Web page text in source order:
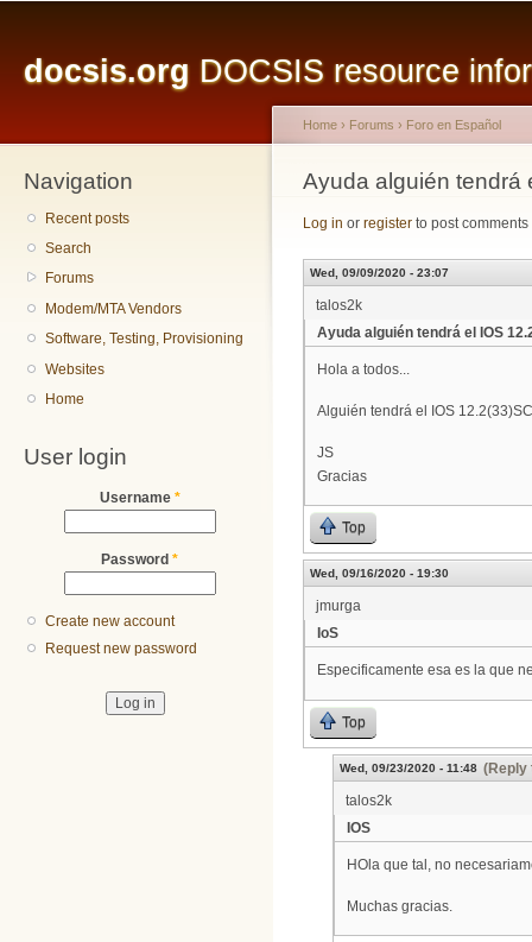
docsis.org DOCSIS resource
Navigation
Recent posts
Search
Forums
Modem/MTA Vendors
Software, Testing, Provisioning
Websites
Home
User login
Username *
Password *
Create new account
Request new password
You are here
Home › Forums › Foro en Español
Ayuda alguién tendrá
Log in or register to post comments
Wed, 09/09/2020 - 23:07
talos2k
Ayuda alguién tendrá el IOS
Hola a todos...
Alguién tendrá el IOS
JS
Gracias
Top
Wed, 09/16/2020 - 19:30
jmurga
IoS
Especificamente esa es la que
Top
Wed, 09/23/2020 - 11:48 (Reply
talos2k
IOS
HOla que tal, no
Muchas gracias.